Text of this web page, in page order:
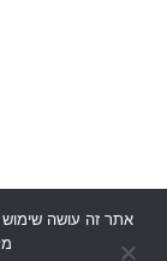
אתר זה עושה שימוש